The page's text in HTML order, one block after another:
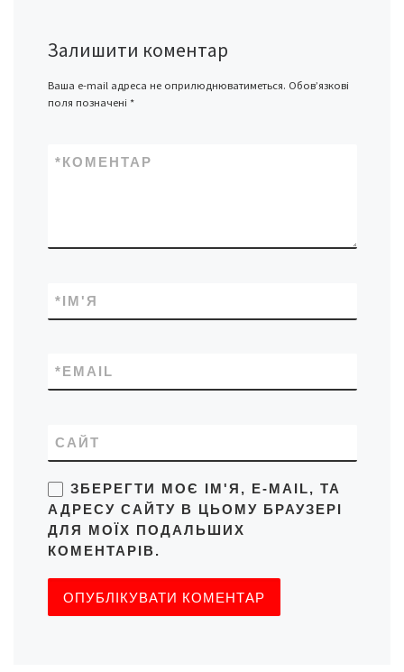
Залишити коментар
Ваша e-mail адреса не оприлюднюватиметься. Обов’язкові
поля позначені *
КОМЕНТАР
*
ІМ'Я
*
EMAIL
*
САЙТ
ЗБЕРЕГТИ МОЄ ІМ'Я, E-MAIL, ТА
АДРЕСУ САЙТУ В ЦЬОМУ БРАУЗЕРІ
ДЛЯ МОЇХ ПОДАЛЬШИХ
КОМЕНТАРІВ.